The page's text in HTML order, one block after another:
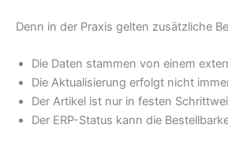
Denn in der Praxis gelten zusätzliche
Die Daten stammen von einem
Die Aktualisierung erfolgt nicht
Der Artikel ist nur in festen
Der ERP-Status kann die